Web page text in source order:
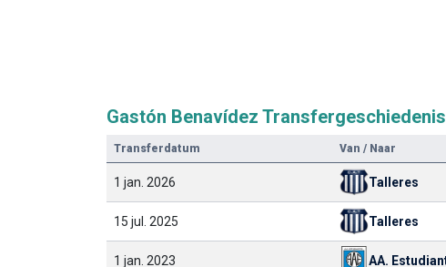
Gastón Benavídez Transfergeschiedenis
Transferdatum Van / Naar
1 jan. 2026 Talleres
15 jul. 2025 Talleres
1 jan. 2023